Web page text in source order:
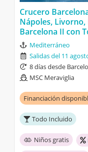
Crucero
Nápoles,
Barcelona II con
Mediterráneo
Salidas del 11
8 días desde
MSC Meraviglia
Financiación
Todo Incluido
Niños gratis